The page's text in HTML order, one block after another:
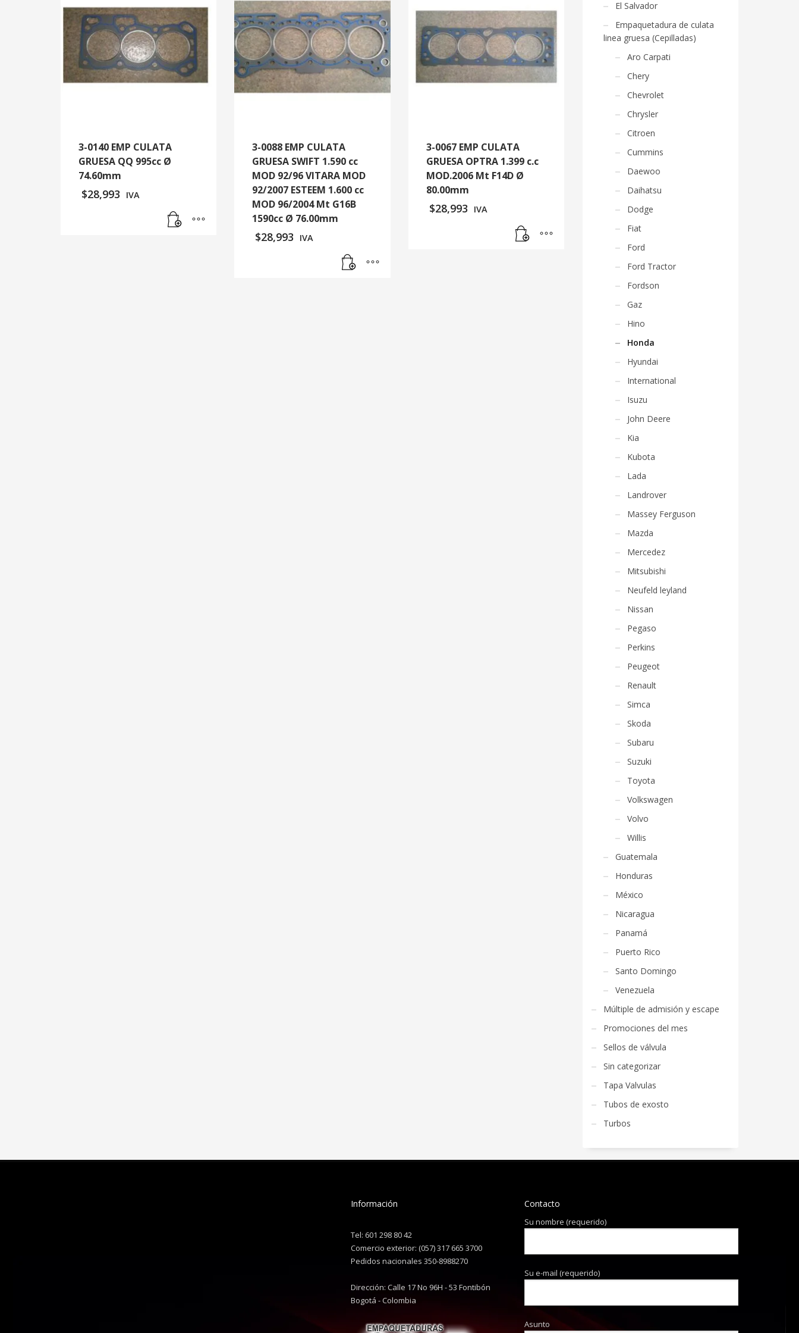
3-0140 EMP CULATA
GRUESA QQ 995cc Ø
74.60mm
$28,993 IVA
3-0088 EMP CULATA
GRUESA SWIFT 1.590 cc
MOD 92/96 VITARA MOD
92/2007 ESTEEM 1.600 cc
MOD 96/2004 Mt G16B
1590cc Ø 76.00mm
$28,993 IVA
3-0067 EMP CULATA
GRUESA OPTRA 1.399 c.c
MOD.2006 Mt F14D Ø
80.00mm
$28,993 IVA
El Salvador
Empaquetadura de culata
linea gruesa (Cepilladas)
Aro Carpati
Chery
Chevrolet
Chrysler
Citroen
Cummins
Daewoo
Daihatsu
Dodge
Fiat
Ford
Ford Tractor
Fordson
Gaz
Hino
Honda
Hyundai
International
Isuzu
John Deere
Kia
Kubota
Lada
Landrover
Massey Ferguson
Mazda
Mercedez
Mitsubishi
Neufeld leyland
Nissan
Pegaso
Perkins
Peugeot
Renault
Simca
Skoda
Subaru
Suzuki
Toyota
Volkswagen
Volvo
Willis
Guatemala
Honduras
México
Nicaragua
Panamá
Puerto Rico
Santo Domingo
Venezuela
Múltiple de admisión y escape
Promociones del mes
Sellos de válvula
Sin categorizar
Tapa Valvulas
Tubos de exosto
Turbos
Información
Tel: 601 298 80 42
Comercio exterior: (057) 317 665 3700
Pedidos nacionales 350-8988270
Dirección: Calle 17 No 96H - 53 Fontibón
Bogotá - Colombia
Contacto
Su nombre (requerido)
Su e-mail (requerido)
Asunto